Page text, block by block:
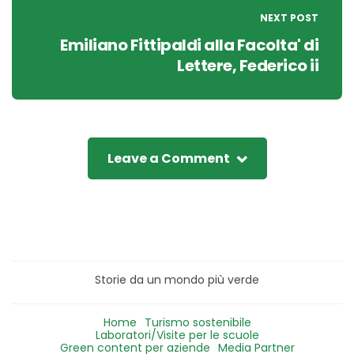
NEXT POST
Emiliano Fittipaldi alla Facolta' di
Lettere, Federico ii
Leave a Comment
Storie da un mondo più verde
Home Turismo sostenibile
Laboratori/Visite per le scuole
Green content per aziende Media Partner